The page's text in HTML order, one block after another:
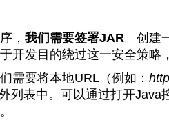
， 我们需要签署JAR。创建
开发目的绕过这一安全策
需要将本地URL（例如：
列表中。可以通过打开